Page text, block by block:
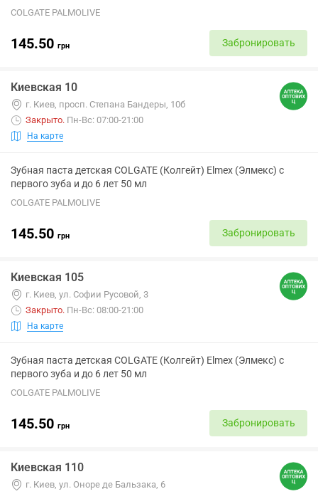
COLGATE PALMOLIVE
145.50 грн Забронировать
Киевская 10
г. Киев, просп. Степана Бандеры, 10б
Закрыто. Пн-Вс: 07:00-21:00
На карте
Зубная паста детская COLGATE (Колгейт) Elmex (Элмекс) с
первого зуба и до 6 лет 50 мл
COLGATE PALMOLIVE
145.50 грн Забронировать
Киевская 105
г. Киев, ул. Софии Русовой, 3
Закрыто. Пн-Вс: 08:00-21:00
На карте
Зубная паста детская COLGATE (Колгейт) Elmex (Элмекс) с
первого зуба и до 6 лет 50 мл
COLGATE PALMOLIVE
145.50 грн Забронировать
Киевская 110
г. Киев, ул. Оноре де Бальзака, 6